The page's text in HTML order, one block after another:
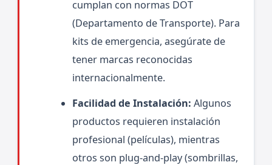
cumplan con normas DOT
(Departamento de Transporte). Para
kits de emergencia, asegúrate de
tener marcas reconocidas
internacionalmente.
Facilidad de Instalación: Algunos
productos requieren instalación
profesional (películas), mientras
otros son plug-and-play (sombrillas,